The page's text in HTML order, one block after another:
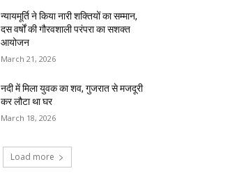
न्यायमूर्ति ने किया नारी शक्तियों का सम्मान,
दस वर्षों की गौरवशाली परंपरा का सशक्त
आयोजन
March 21, 2026
नदी में मिला युवक का शव, गुजरात से मजदूरी
कर लौटा था घर
March 18, 2026
Load more